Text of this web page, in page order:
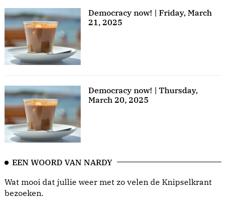
Democracy now! | Friday, March
21, 2025
Democracy now! | Thursday,
March 20, 2025
EEN WOORD VAN NARDY
Wat mooi dat jullie weer met zo velen de Knipselkrant
bezoeken.